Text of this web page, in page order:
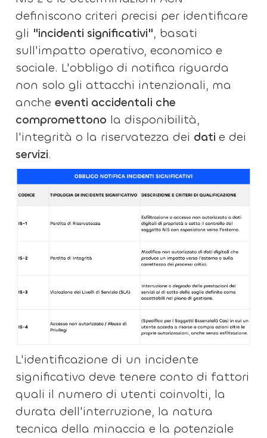
definiscono criteri precisi per identificare
gli "incidenti significativi", basati
sull'impatto operativo, economico e
sociale. L'obbligo di notifica riguarda
non solo gli attacchi intenzionali, ma
ancheeventi accidentali che
compromettono la disponibilità,
l'integrità o la riservatezza dei datie dei
servizi.
L'identificazione di un incidente
significativo deve tenere conto di fattori
quali il numero di utenti coinvolti, la
durata dell'interruzione, la natura
tecnica della minaccia e la potenziale